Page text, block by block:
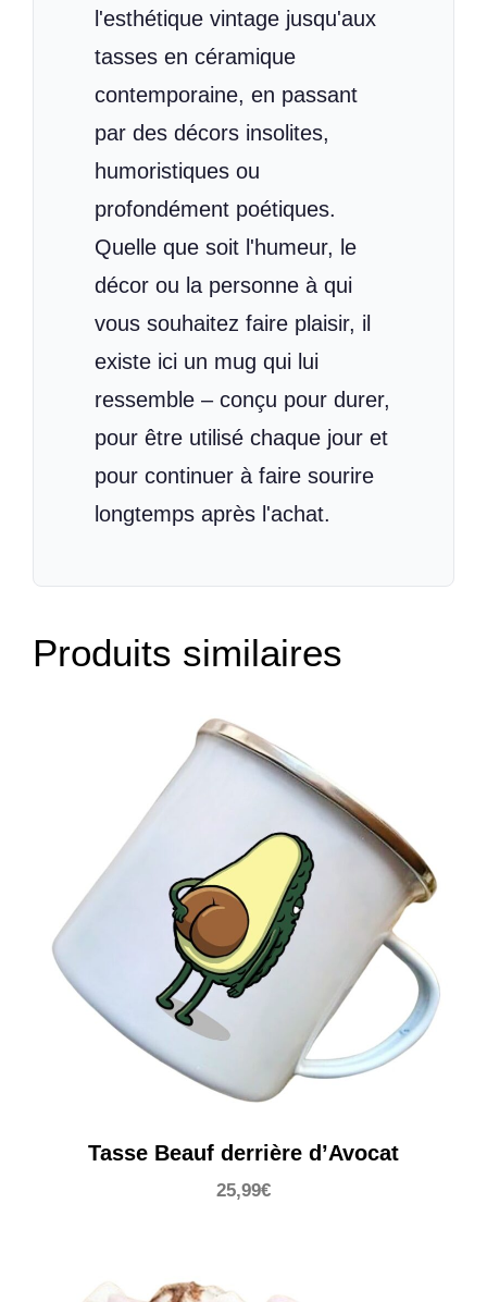
l'esthétique vintage jusqu'aux
tasses en céramique
contemporaine, en passant
par des décors insolites,
humoristiques ou
profondément poétiques.
Quelle que soit l'humeur, le
décor ou la personne à qui
vous souhaitez faire plaisir, il
existe ici un mug qui lui
ressemble – conçu pour durer,
pour être utilisé chaque jour et
pour continuer à faire sourire
longtemps après l'achat.
Produits similaires
Tasse Beauf derrière d’Avocat
25,99€